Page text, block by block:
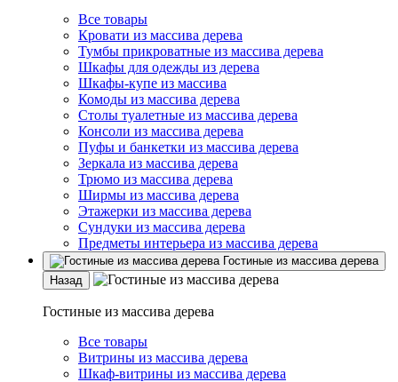
Все товары
Кровати из массива дерева
Тумбы прикроватные из массива дерева
Шкафы для одежды из дерева
Шкафы-купе из массива
Комоды из массива дерева
Столы туалетные из массива дерева
Консоли из массива дерева
Пуфы и банкетки из массива дерева
Зеркала из массива дерева
Трюмо из массива дерева
Ширмы из массива дерева
Этажерки из массива дерева
Сундуки из массива дерева
Предметы интерьера из массива дерева
Гостиные из массива дерева
Назад
Гостиные из массива дерева
Все товары
Витрины из массива дерева
Шкаф-витрины из массива дерева